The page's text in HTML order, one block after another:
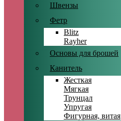
Швензы
Фетр
Blitz
Rayher
Основы для брошей
Канитель
Жесткая
Мягкая
Трунцал
Упругая
Фигурная, витая